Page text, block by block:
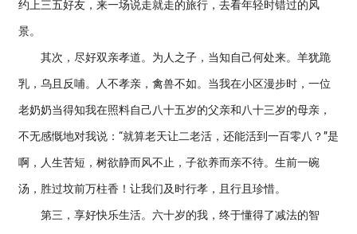
约上三五好友，来一场说走就走的旅行，去看年轻时错过的风
景。
其次，尽好双亲孝道。为人之子，当知自己何处来。羊犹跪
乳，乌且反哺。人不孝亲，禽兽不如。当我在小区漫步时，一位
老奶奶当得知我在照料自己八十五岁的父亲和八十三岁的母亲，
不无感慨地对我说：“就算老天让二老活，还能活到一百零八？”是
啊，人生苦短，树欲静而风不止，子欲养而亲不待。生前一碗
汤，胜过坟前万柱香！让我们及时行孝，且行且珍惜。
第三，享好快乐生活。六十岁的我，终于懂得了减法的智